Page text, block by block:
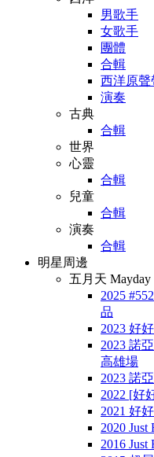
男歌手
女歌手
團體
合輯
西洋原聲
演奏
古典
合輯
世界
心靈
合輯
兒童
合輯
演奏
合輯
明星周邊
五月天 Mayday
2025
品
2023 好
2023 諾
高雄場
2023 諾
2022 [好
2021 好
2020
2016